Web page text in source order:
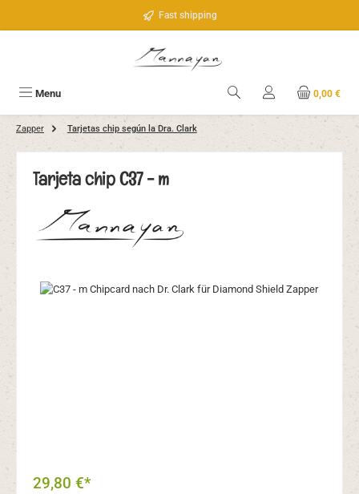
Fast shipping
Menu 0,00 €
Zapper Tarjetas chip según la Dra. Clark
Tarjeta chip C37 - m
Omitir galería de imágenes
29,80 €*